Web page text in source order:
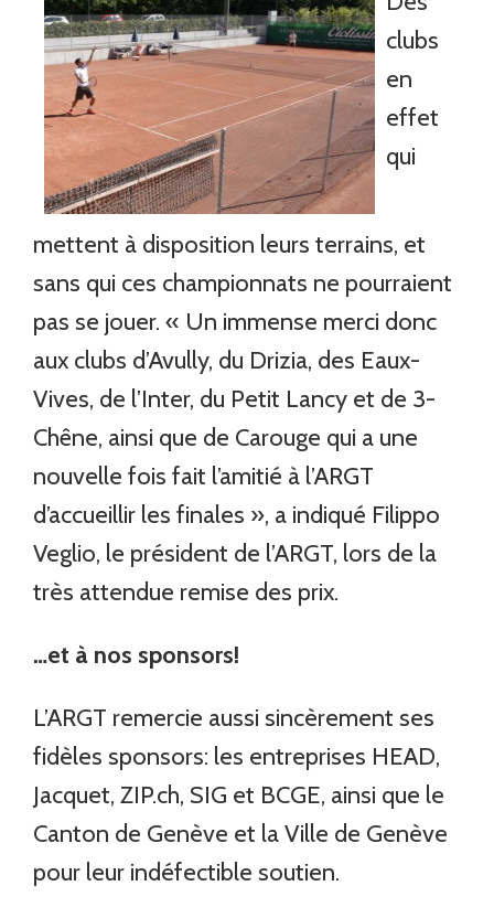
clubs
en
effet
qui
mettent à disposition leurs terrains, et
sans qui ces championnats ne pourraient
pas se jouer. « Un immense merci donc
aux clubs d’Avully, du Drizia, des Eaux-
Vives, de l’Inter, du Petit Lancy et de 3-
Chêne, ainsi que de Carouge qui a une
nouvelle fois fait l’amitié à l’ARGT
d’accueillir les finales », a indiqué Filippo
Veglio, le président de l’ARGT, lors de la
très attendue remise des prix.
…et à nos sponsors!
L’ARGT remercie aussi sincèrement ses
fidèles sponsors: les entreprises HEAD,
Jacquet, ZIP.ch, SIG et BCGE, ainsi que le
Canton de Genève et la Ville de Genève
pour leur indéfectible soutien.